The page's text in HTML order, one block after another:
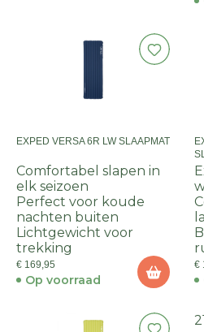
EXPED VERSA 6R LW SLAAPMAT
Comfortabel slapen in
elk seizoen
Perfect voor koude
nachten buiten
Lichtgewicht voor
trekking
€ 169,95
Op voorraad
€